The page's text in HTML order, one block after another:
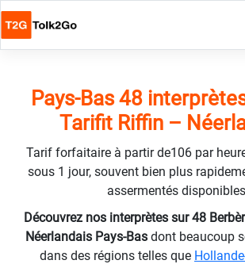
Pays-Bas 48
Tarifit Riffin –
Tarif forfaitaire à partir de106 par
sous 1 jour, souvent bien plus
assermentés
Découvrez nos interprètes sur 48
Néerlandais Pays-Bas dont beaucoup
dans des régions telles que